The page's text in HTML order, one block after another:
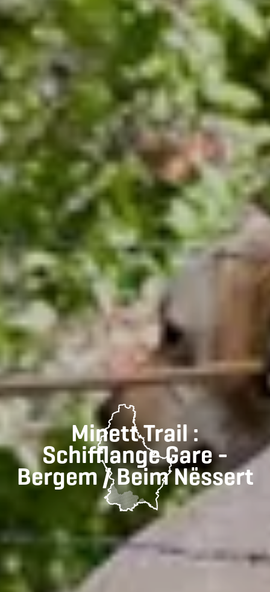
Minett Trail :
Schifflange Gare -
Bergem / Beim Nëssert